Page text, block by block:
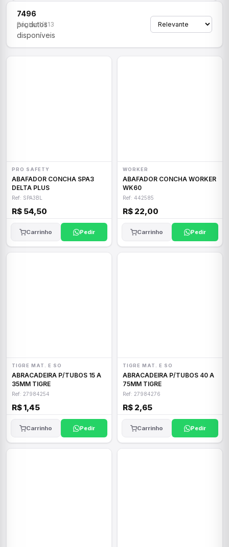
7496
produtos
disponíveis
Página 1/313
PRO SAFETY
ABAFADOR CONCHA SPA3
DELTA PLUS
Ref: SPA3BL
R$ 54,50
Carrinho Pedir
WORKER
ABAFADOR CONCHA WORKER
WK60
Ref: 442585
R$ 22,00
Carrinho Pedir
TIGRE MAT. E SO
ABRACADEIRA P/TUBOS 15 A
35MM TIGRE
Ref: 27984254
R$ 1,45
Carrinho Pedir
TIGRE MAT. E SO
ABRACADEIRA P/TUBOS 40 A
75MM TIGRE
Ref: 27984276
R$ 2,65
Carrinho Pedir